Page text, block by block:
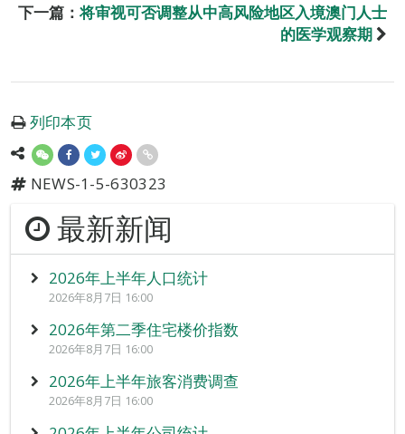
下一篇：将审视可否调整从中高风险地区入境澳门人士
的医学观察期
列印本页
NEWS-1-5-630323
最新新闻
2026年上半年人口统计
2026年8月7日 16:00
2026年第二季住宅楼价指数
2026年8月7日 16:00
2026年上半年旅客消费调查
2026年8月7日 16:00